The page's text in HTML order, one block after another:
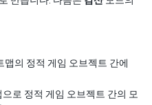
의 정적 게임 오브젝트 간에
로 정적 게임 오브젝트 간의 모